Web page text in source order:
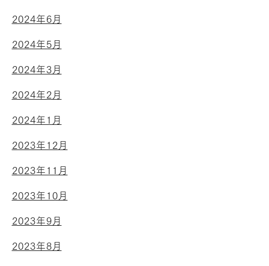
2024年6月
2024年5月
2024年3月
2024年2月
2024年1月
2023年12月
2023年11月
2023年10月
2023年9月
2023年8月